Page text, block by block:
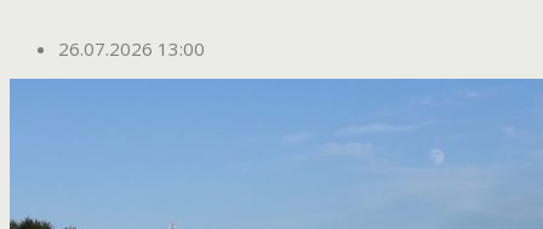
26.07.2026 13:00